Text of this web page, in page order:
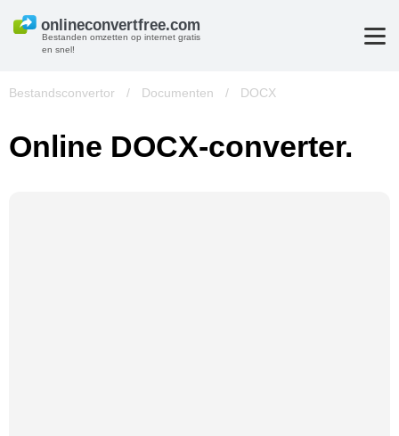
Bestanden omzetten op internet gratis
en snel!
Bestandsconvertor / Documenten / DOCX
Online DOCX-converter.